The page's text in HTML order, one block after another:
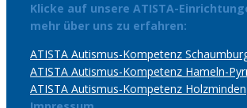
Klicke auf unsere ATISTA-
mehr über uns zu erfahren:
ATISTA Autismus-Kompetenz
ATISTA Autismus-Kompetenz Hameln-
ATISTA Autismus-Kompetenz Holzminden